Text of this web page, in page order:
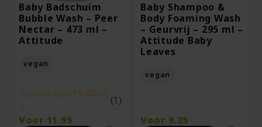
Baby Badschuim
Bubble Wash – Peer
Nectar – 473 ml –
Attitude
vegan
Gewaardeerd 5.00 uit
5
(1)
Voor 11.95
Baby Shampoo &
Body Foaming Wash
– Geurvrij – 295 ml –
Attitude Baby
Leaves
vegan
Voor 9.25